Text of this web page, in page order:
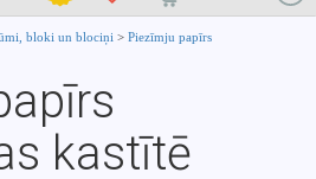
bloki un blociņi > Piezīmju papīrs
kastītē